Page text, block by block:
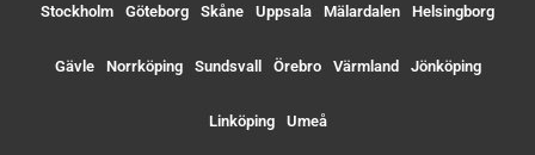
Stockholm Göteborg Skåne Uppsala Mälardalen Helsingborg
Gävle Norrköping Sundsvall Örebro Värmland Jönköping
Linköping Umeå